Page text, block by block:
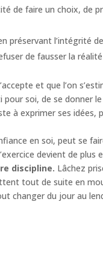
de faire un choix, de
préservant l’intégrité
de fausser la
et que l’on
soi, de se donner
à exprimer ses
en soi, peut se
devient de
discipline. Lâchez
tout de suite en
changer du jour au